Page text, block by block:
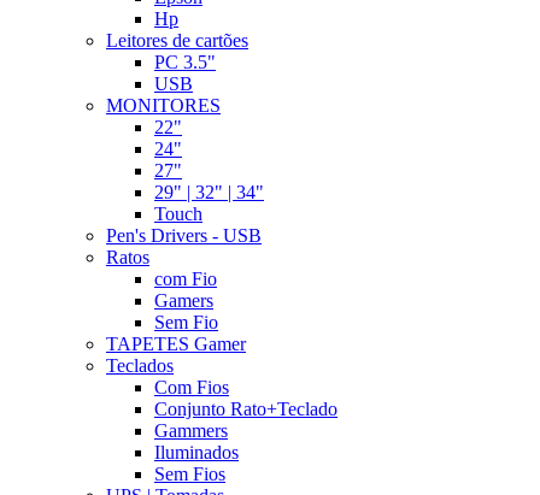
Hp
Leitores de cartões
PC 3.5"
USB
MONITORES
22"
24"
27"
29" | 32" | 34"
Touch
Pen's Drivers - USB
Ratos
com Fio
Gamers
Sem Fio
TAPETES Gamer
Teclados
Com Fios
Conjunto Rato+Teclado
Gammers
Iluminados
Sem Fios